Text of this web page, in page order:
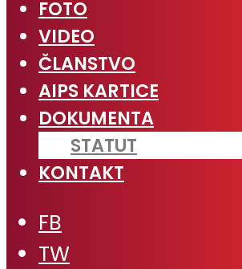
FOTO
VIDEO
ČLANSTVO
AIPS KARTICE
DOKUMENTA
STATUT
KONTAKT
FB
TW